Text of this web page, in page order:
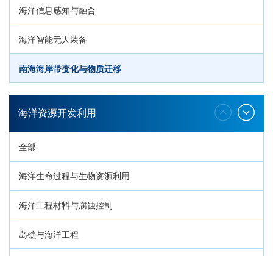
海洋信息感知与融合
海洋智能无人装备
南海海岸带变化与物质迁移
环南海地质过程与灾害响应
海洋资源开发利用
全部
海洋生命过程与生物资源利用
海洋工程材料与腐蚀控制
岛礁与海洋工程